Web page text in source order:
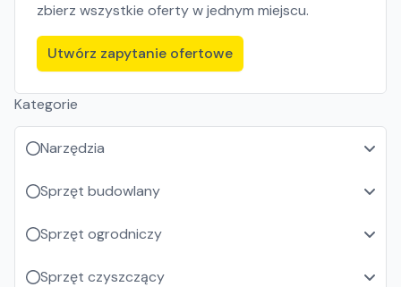
zbierz wszystkie oferty w jednym miejscu.
Utwórz zapytanie ofertowe
Kategorie
Narzędzia
Sprzęt budowlany
Sprzęt ogrodniczy
Sprzęt czyszczący